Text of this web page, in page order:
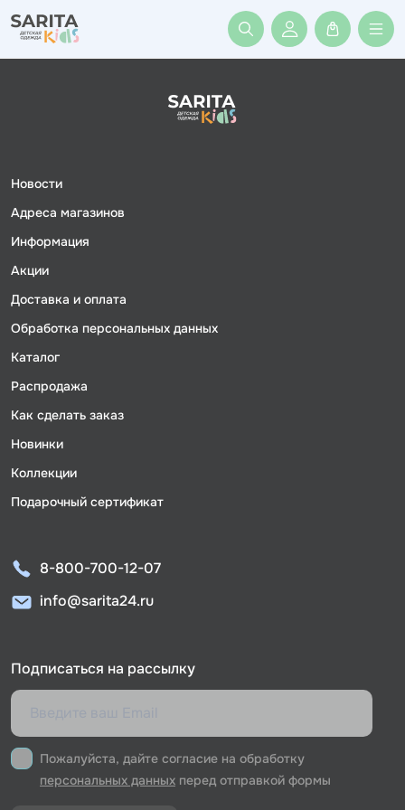
Войти или
Новости
Адреса магазинов
Информация
Акции
Доставка и оплата
Обработка персональных данных
Каталог
Распродажа
Как сделать заказ
Новинки
Коллекции
Подарочный сертификат
8-800-700-12-07
info@sarita24.ru
Подписаться на рассылку
Пожалуйста, дайте согласие на обработку
персональных данных перед отправкой формы